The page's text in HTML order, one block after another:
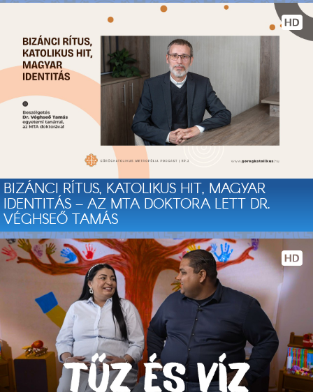
BIZÁNCI RÍTUS, KATOLIKUS HIT, MAGYAR
IDENTITÁS – AZ MTA DOKTORA LETT DR.
VÉGHSEŐ TAMÁS